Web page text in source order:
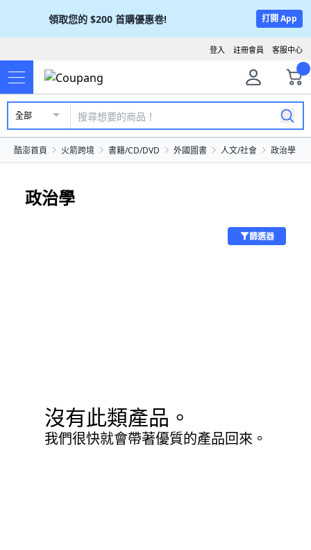
領取您的 $200 首購優惠卷! 打開 App
客服中心
註冊會員
登入
全部
酷澎首頁 火箭跨境 書籍/CD/DVD 外國圖書 人文/社會 政治學
政治學
篩選器
沒有此類產品。
我們很快就會帶著優質的產品回來。